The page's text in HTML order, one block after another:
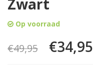
Zwart
Op voorraad
€49,95 €34,95